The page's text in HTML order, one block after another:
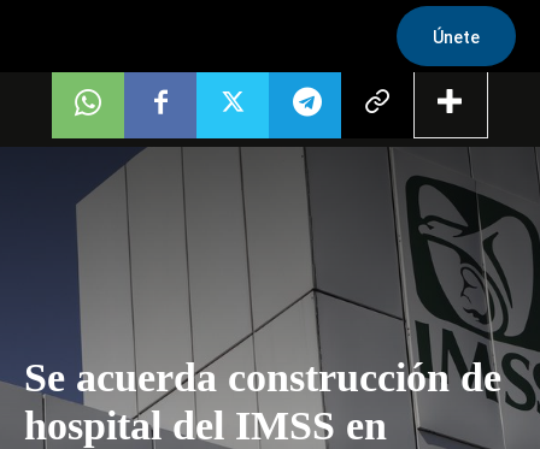
Únete
Se acuerda construcción de
hospital del IMSS en